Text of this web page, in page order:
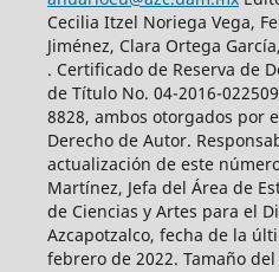
Cecilia Itzel Noriega Vega,
Jiménez, Clara Ortega
. Certificado de Reserva de
de Título No. 04-2016-
8828, ambos otorgados por
Derecho de Autor.
actualización de este
Martínez, Jefa del Área de
de Ciencias y Artes para el
Azcapotzalco, fecha de la
febrero de 2022. Tamaño